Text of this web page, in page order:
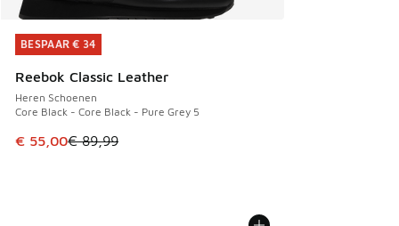
BESPAAR € 34
Reebok Classic Leather
Heren Schoenen
Core Black - Core Black - Pure Grey 5
Dit artikel is in de uitverkoop. Dit artikel is in de
€ 55,00€ 89,99
BESPAAR € 34